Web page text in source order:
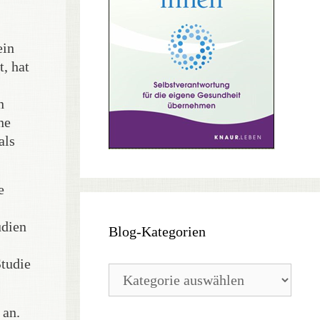
hat
Blog-Kategorien
Kategorien